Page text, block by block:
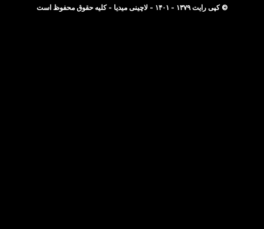
© کپی رایت ۱۳۷۹ - ۱۴۰۱ - لاچینی میدیا - کلیه حقوق محفوظ است